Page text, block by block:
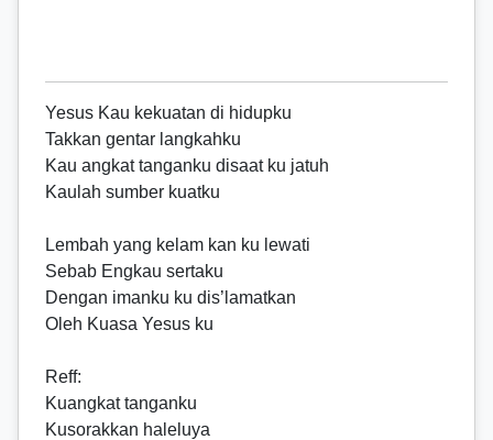
Yesus Kau kekuatan di hidupku
Takkan gentar langkahku
Kau angkat tanganku disaat ku jatuh
Kaulah sumber kuatku
Lembah yang kelam kan ku lewati
Sebab Engkau sertaku
Dengan imanku ku dis’lamatkan
Oleh Kuasa Yesus ku
Reff:
Kuangkat tanganku
Kusorakkan haleluya